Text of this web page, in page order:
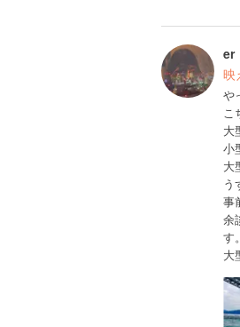
er
映
や
こ
大
小
大
う
事
余
す。
大